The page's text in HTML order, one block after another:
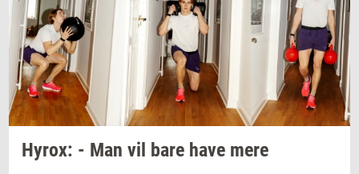
Hyrox: - Man vil bare have mere